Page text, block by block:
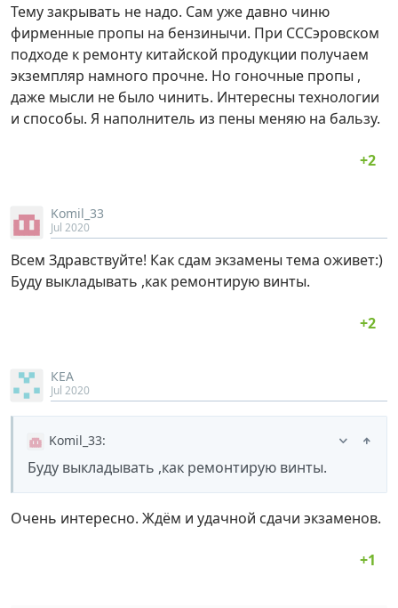
Тему закрывать не надо. Сам уже давно чиню
фирменные пропы на бензинычи. При СССэровском
подходе к ремонту китайской продукции получаем
экземпляр намного прочне. Но гоночные пропы ,
даже мысли не было чинить. Интересны технологии
и способы. Я наполнитель из пены меняю на бальзу.
Komil_33
Jul 2020
Всем Здравствуйте! Как сдам экзамены тема оживет:)
Буду выкладывать ,как ремонтирую винты.
КЕА
Jul 2020
Komil_33:
Буду выкладывать ,как ремонтирую винты.
Очень интересно. Ждём и удачной сдачи экзаменов.